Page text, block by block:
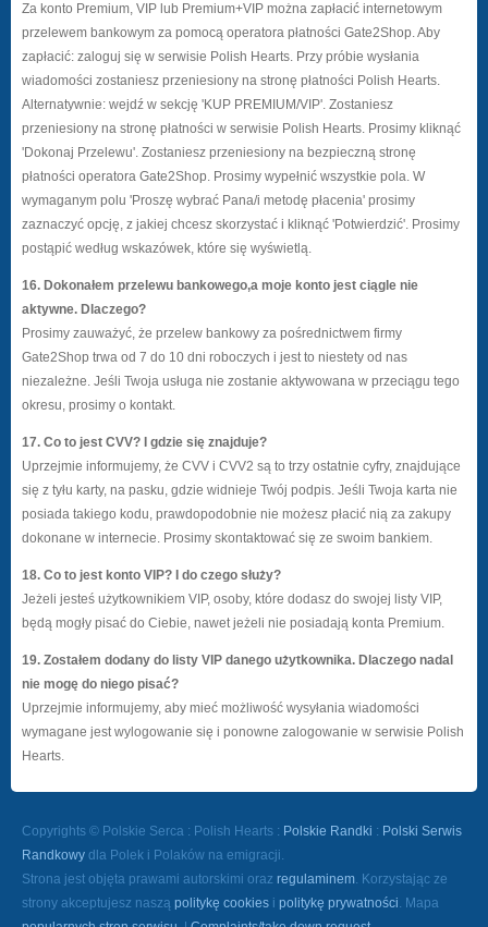
Za konto Premium, VIP lub Premium+VIP można zapłacić internetowym
przelewem bankowym za pomocą operatora płatności Gate2Shop. Aby
zapłacić: zaloguj się w serwisie Polish Hearts. Przy próbie wysłania
wiadomości zostaniesz przeniesiony na stronę płatności Polish Hearts.
Alternatywnie: wejdź w sekcję 'KUP PREMIUM/VIP'. Zostaniesz
przeniesiony na stronę płatności w serwisie Polish Hearts. Prosimy kliknąć
'Dokonaj Przelewu'. Zostaniesz przeniesiony na bezpieczną stronę
płatności operatora Gate2Shop. Prosimy wypełnić wszystkie pola. W
wymaganym polu 'Proszę wybrać Pana/i metodę płacenia' prosimy
zaznaczyć opcję, z jakiej chcesz skorzystać i kliknąć 'Potwierdzić'. Prosimy
postąpić według wskazówek, które się wyświetlą.
16. Dokonałem przelewu bankowego,a moje konto jest ciągle nie
aktywne. Dlaczego?
Prosimy zauważyć, że przelew bankowy za pośrednictwem firmy
Gate2Shop trwa od 7 do 10 dni roboczych i jest to niestety od nas
niezależne. Jeśli Twoja usługa nie zostanie aktywowana w przeciągu tego
okresu, prosimy o kontakt.
17. Co to jest CVV? I gdzie się znajduje?
Uprzejmie informujemy, że CVV i CVV2 są to trzy ostatnie cyfry, znajdujące
się z tyłu karty, na pasku, gdzie widnieje Twój podpis. Jeśli Twoja karta nie
posiada takiego kodu, prawdopodobnie nie możesz płacić nią za zakupy
dokonane w internecie. Prosimy skontaktować się ze swoim bankiem.
18. Co to jest konto VIP? I do czego służy?
Jeżeli jesteś użytkownikiem VIP, osoby, które dodasz do swojej listy VIP,
będą mogły pisać do Ciebie, nawet jeżeli nie posiadają konta Premium.
19. Zostałem dodany do listy VIP danego użytkownika. Dlaczego nadal
nie mogę do niego pisać?
Uprzejmie informujemy, aby mieć możliwość wysyłania wiadomości
wymagane jest wylogowanie się i ponowne zalogowanie w serwisie Polish
Hearts.
Copyrights © Polskie Serca : Polish Hearts : Polskie Randki : Polski Serwis
Randkowy dla Polek i Polaków na emigracji.
Strona jest objęta prawami autorskimi oraz regulaminem. Korzystając ze
strony akceptujesz naszą politykę cookies i politykę prywatności. Mapa